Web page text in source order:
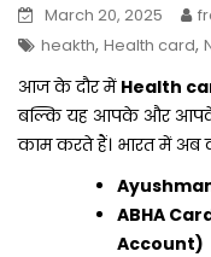
March 20, 2025
heakth, Health card,
आज के दौर में Health
बल्कि यह आपके और आपके
काम करते हैं। भारत में अब
ABHA
Account)